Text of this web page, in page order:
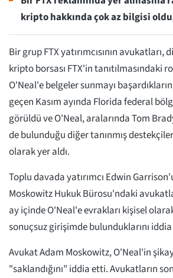
kripto hakkında çok az bilgisi
Bir grup FTX yatırımcısının
kripto borsası FTX'in tanıtılmasındaki
O'Neal'e belgeler sunmayı
geçen Kasım ayında Florida federal
görüldü ve O'Neal, aralarında Tom
de bulunduğu diğer tanınmış
olarak yer aldı.
Toplu davada yatırımcı Edwin
Moskowitz Hukuk Bürosu'ndaki
ay içinde O'Neal'e evrakları kişisel
sonuçsuz girişimde bulunduklarını
Avukat Adam Moskowitz, O'Neal'in
"saklandığını" iddia etti. Avukatların